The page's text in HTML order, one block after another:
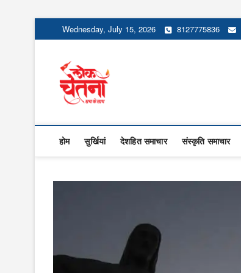
to
Wednesday, July 15, 2026 8127775836
होम सुर्खियां देशहित समाचार संस्कृति समाचार